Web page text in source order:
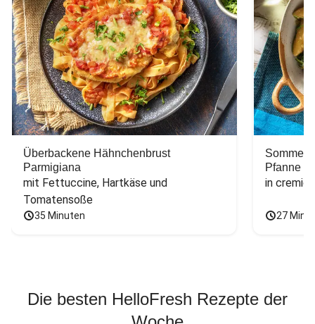
Überbackene Hähnchenbrust
Parmigiana
mit Fettuccine, Hartkäse und
Tomatensoße
35 Minuten
Pfanne
in
27
Die besten HelloFresh Rezepte der